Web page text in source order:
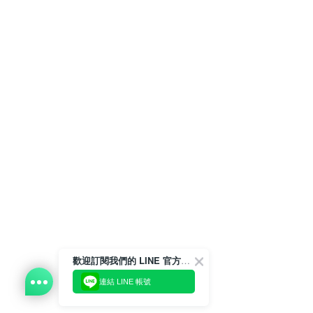
歡迎訂閱我們的 LINE 官方帳號
連結 LINE 帳號